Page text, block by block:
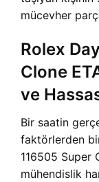
mücevher
Rolex
Clone
ve
Bir saatin
faktörlerden
116505 Super
mühendislik